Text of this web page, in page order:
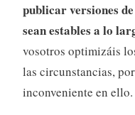
publicar versiones
sean estables a lo
vosotros optimizáis
las circunstancias,
inconveniente en ello.